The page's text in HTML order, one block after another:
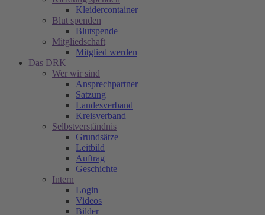
Kleidercontainer
Blut spenden
Blutspende
Mitgliedschaft
Mitglied werden
Das DRK
Wer wir sind
Ansprechpartner
Satzung
Landesverband
Kreisverband
Selbstverständnis
Grundsätze
Leitbild
Auftrag
Geschichte
Intern
Login
Videos
Bilder